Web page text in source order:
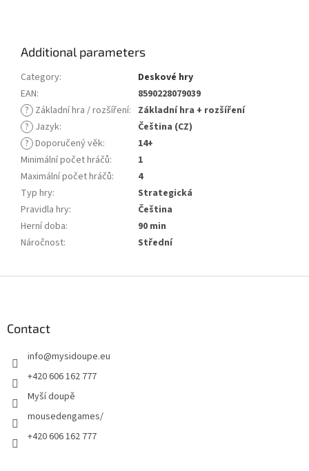
Additional parameters
Category:
Deskové hry
EAN:
8590228079039
? Základní hra / rozšíření: Základní hra + rozšíření
? Jazyk:
Čeština (CZ)
? Doporučený věk:
14+
Minimální počet hráčů:
1
Maximální počet hráčů:
4
Typ hry:
Strategická
Pravidla hry:
Čeština
Herní doba:
90 min
Náročnost: Střední
Contact
info@mysidoupe.eu
+420 606 162 777
Myší doupě
mousedengames/
+420 606 162 777